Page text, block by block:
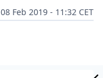
08 Feb 2019 - 11:32 CET